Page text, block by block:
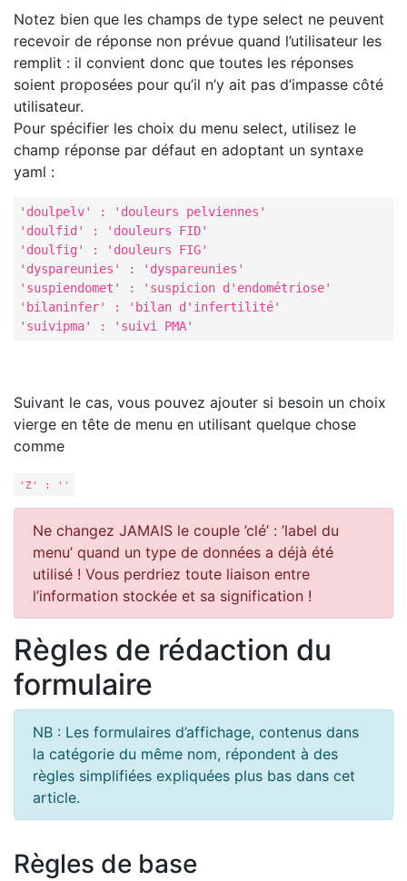
Notez bien que les champs de type select ne peuvent
recevoir de réponse non prévue quand l’utilisateur les
remplit : il convient donc que toutes les réponses
soient proposées pour qu’il n’y ait pas d’impasse côté
utilisateur.
Pour spécifier les choix du menu select, utilisez le
champ réponse par défaut en adoptant un syntaxe
yaml :
'doulpelv' : 'douleurs pelviennes'
'doulfid' : 'douleurs FID'
'doulfig' : 'douleurs FIG'
'dyspareunies' : 'dyspareunies'
'suspiendomet' : 'suspicion d'endométriose'
'bilaninfer' : 'bilan d'infertilité'
'suivipma' : 'suivi PMA'
Suivant le cas, vous pouvez ajouter si besoin un choix
vierge en tête de menu en utilisant quelque chose
comme
'Z' : ''
Ne changez JAMAIS le couple ’clé’ : ’label du
menu’ quand un type de données a déjà été
utilisé ! Vous perdriez toute liaison entre
l’information stockée et sa signification !
Règles de rédaction du
formulaire
NB : Les formulaires d’affichage, contenus dans
la catégorie du même nom, répondent à des
règles simplifiées expliquées plus bas dans cet
article.
Règles de base